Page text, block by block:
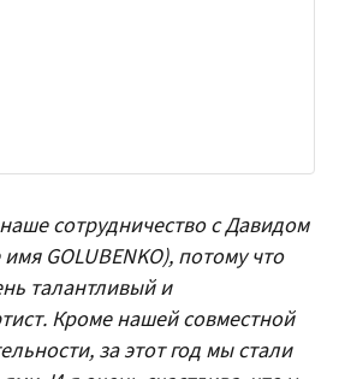
сотрудничество с Давидом
GOLUBENKO), потому что
талантливый и
Кроме нашей совместной
за этот год мы стали